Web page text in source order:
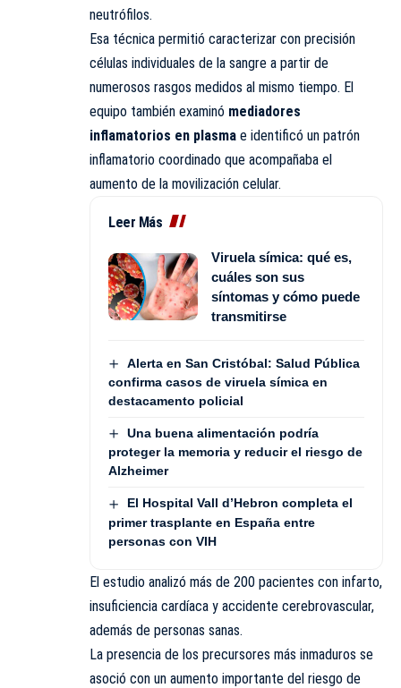
neutrófilos.
Esa técnica permitió caracterizar con precisión
células individuales de la sangre a partir de
numerosos rasgos medidos al mismo tiempo. El
equipo también examinó mediadores
inflamatorios en plasma e identificó un patrón
inflamatorio coordinado que acompañaba el
aumento de la movilización celular.
Leer Más
Viruela símica: qué es,
cuáles son sus
síntomas y cómo puede
transmitirse
Alerta en San Cristóbal: Salud Pública
confirma casos de viruela símica en
destacamento policial
Una buena alimentación podría
proteger la memoria y reducir el riesgo de
Alzheimer
El Hospital Vall d’Hebron completa el
primer trasplante en España entre
personas con VIH
El estudio analizó más de 200 pacientes con infarto,
insuficiencia cardíaca y accidente cerebrovascular,
además de personas sanas.
La presencia de los precursores más inmaduros se
asoció con un aumento importante del riesgo de